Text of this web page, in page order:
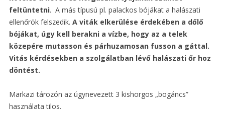
feltüntetni. A más típusú pl. palackos bójákat a halászati
ellenőrök felszedik. A viták elkerülése érdekében a dőlő
bójákat, úgy kell berakni a vízbe, hogy az a telek
közepére mutasson és párhuzamosan fusson a gáttal.
Vitás kérdésekben a szolgálatban lévő halászati őr hoz
döntést.
Markazi tározón az úgynevezett 3 kishorgos „bogáncs”
használata tilos.